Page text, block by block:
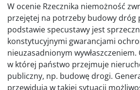
W ocenie Rzecznika niemożność
przejętej na potrzeby budowy dróg
podstawie specustawy jest
konstytucyjnymi gwarancjami
nieuzasadnionym wywłaszczeniem.
w której państwo przejmuje
publiczny, np. budowę drogi.
przewidują w takiej sytuacji